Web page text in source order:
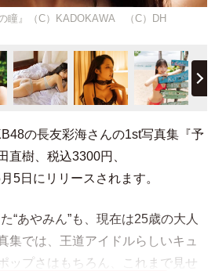
瞳』（C）KADOKAWA （C）DH
の長友彩海さんの1st写真集『予
直樹、税込3300円、
5日にリリースされます。
“あやみん”も、現在は25歳の大人
集では、王道アイドルらしいキュ
ップさはもちろん、これまで見せ